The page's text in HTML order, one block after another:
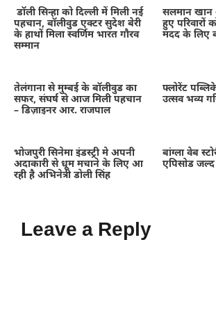
डॉली सिन्हा को दिल्ली में मिली नई
पहचान, बॉलीवुड एक्टर सुदेश बेरी
के हाथों मिला स्वर्णिम भारत गौरव
सम्मान
सलमान खान
हुए परिवारों
मदद के लिए
तेलंगाना से मुम्बई के बॉलीवुड का
सफर, संघर्ष से आज मिली पहचान
– डिज़ाइनर आर. राजपाल
फ्लोरेंट
उत्सव भव्य
भोजपुरी सिनेमा इंडस्ट्री मे अपनी
अदाकारी से धूम मचाने के लिए आ
रही है अभिनेत्री डोली सिंह
बांग्ला वेब
एपिसोड जल्द
Leave a Reply